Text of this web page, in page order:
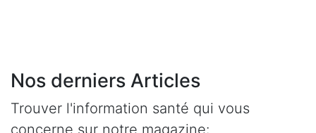
Nos derniers Articles
Trouver l'information santé qui vous
concerne sur notre magazine: